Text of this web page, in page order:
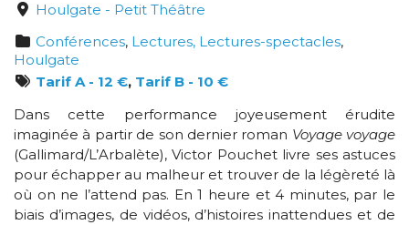
Houlgate - Petit Théâtre
Conférences, Lectures, Lectures-spectacles,
Houlgate
Tarif A - 12 €, Tarif B - 10 €
Dans cette performance joyeusement érudite
imaginée à partir de son dernier roman Voyage voyage
(Gallimard/L’Arbalète), Victor Pouchet livre ses astuces
pour échapper au malheur et trouver de la légèreté là
où on ne l’attend pas. En 1 heure et 4 minutes, par le
biais d’images, de vidéos, d’histoires inattendues et de